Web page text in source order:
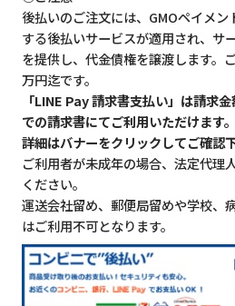
後払いのご注文には、GMOペイメ
する後払いサービスが適用され、サ
を提供し、代金債権を譲渡します。
万円迄です。
「LINE Pay 請求書支払い」は請求
での請求書にてご利用いただけます。
詳細はバナーをクリックしてご確認下
ご利用者が未成年の場合、法定代理
ください。
運送会社留め、郵便局留めや学校、
はご利用不可となります。